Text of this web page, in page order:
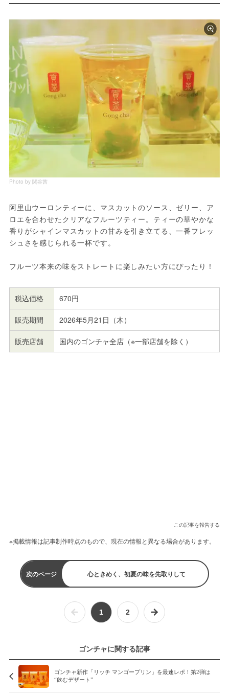
Photo by 関谷茜
阿里山ウーロンティーに、マスカットのソース、ゼリー、ア
ロエを合わせたクリアなフルーツティー。ティーの華やかな
香りがシャインマスカットの甘みを引き立てる、一番フレッ
シュさを感じられる一杯です。
フルーツ本来の味をストレートに楽しみたい方にぴったり！
税込価格 670円
販売期間 2026年5月21日（木）
販売店舗 国内のゴンチャ全店（※一部店舗を除く）
この記事を報告する
※掲載情報は記事制作時点のもので、現在の情報と異なる場合があります。
次のページ 心ときめく、初夏の味を先取りして
1 2
ゴンチャに関する記事
ゴンチャ新作「リッチ マンゴープリン」を最速レポ！第2弾は
“飲むデザート”